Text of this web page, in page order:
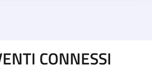
CONNESSI